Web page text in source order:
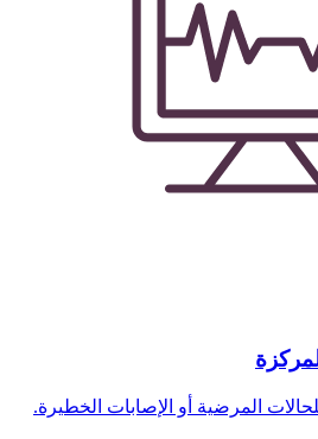
المرضية أو الإصابات الخطيرة.